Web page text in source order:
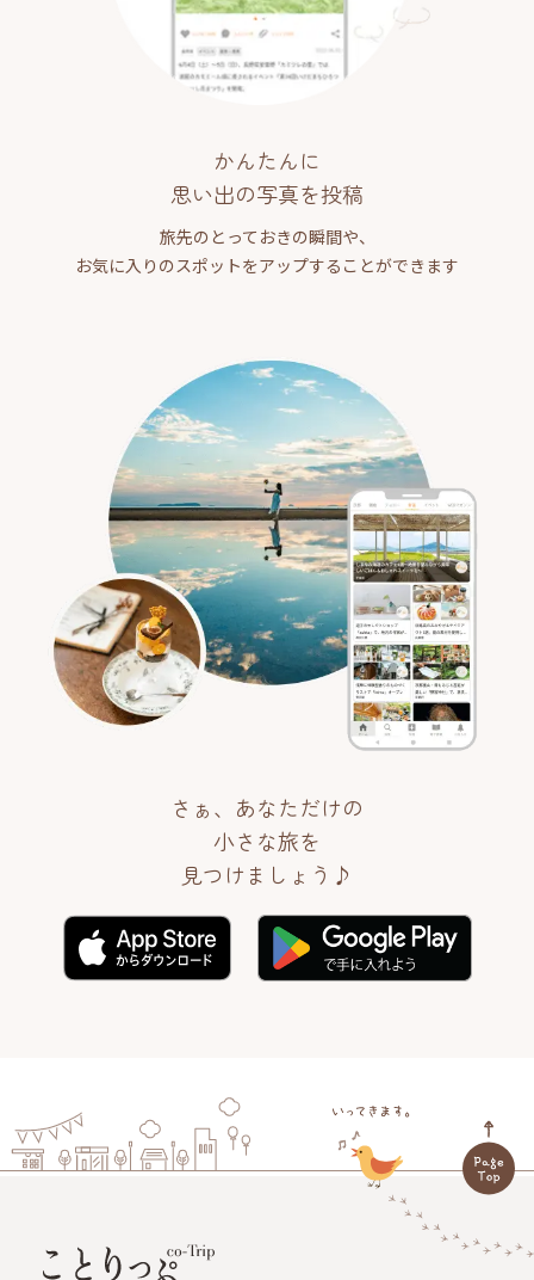
かんたんに
思い出の写真を投稿
旅先のとっておきの瞬間や、
お気に入りのスポットをアップすることができます
さぁ、あなただけの
小さな旅を
見つけましょう♪